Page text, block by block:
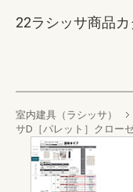
22ラシッサ商品
室内建具（ラシッサ）
サD［パレット］クロー